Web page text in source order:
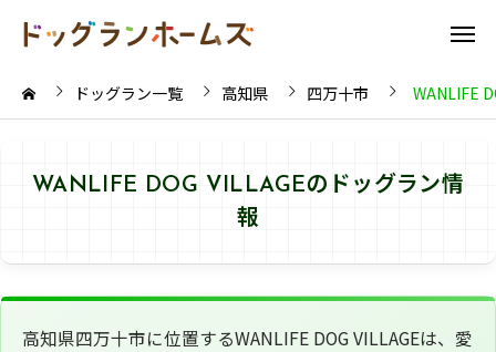
ドッグラン一覧 高知県 四万十市 WANLIFE
WANLIFE DOG VILLAGEのドッグラン情
報
高知県四万十市に位置するWANLIFE DOG VILLAGEは、愛